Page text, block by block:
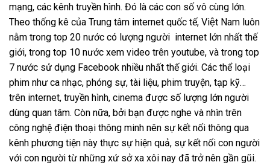
mạng, các kênh truyền hình. Đó là các con số vô cùng lớn.
Theo thống kê của Trung tâm internet quốc tế, Việt Nam luôn
nằm trong top 20 nước có lượng người internet lớn nhất thế
giới, trong top 10 nước xem video trên youtube, và trong top
7 nước sử dụng Facebook nhiều nhất thế giới. Các thể loại
phim như ca nhạc, phóng sự, tài liệu, phim truyện, tạp kỹ…
trên internet, truyền hình, cinema được số lượng lớn người
dùng quan tâm. Còn nữa, bởi bạn được nghe và nhìn trên
công nghệ điện thoại thông minh nên sự kết nối thông qua
kênh phương tiện này thực sự hiện quả, sự kết nối con người
với con người từ những xứ sở xa xôi nay đã trở nên gần gũi.